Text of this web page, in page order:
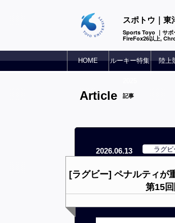
スポトウ｜東
Sports Toyo ｜サポ
FireFox26以上,
HOME ルーキー特集 陸上
Article 記事
2026.06.13 ラグビ
[ラグビー] ペナルティが
第15